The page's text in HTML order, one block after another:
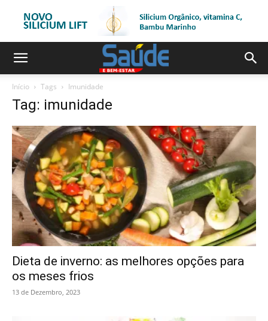
Início Tags Imunidade
Tag: imunidade
Dieta de inverno: as melhores opções para
os meses frios
13 de Dezembro, 2023